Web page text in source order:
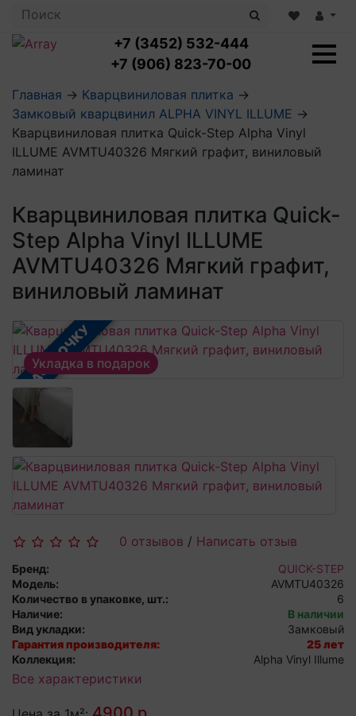
+7 (3452) 532-444
+7 (906) 823-70-00
Ламинат с укладкой
Ламинат 32 класс
Посмотреть все категории
LOC FLOOR PLUS
LOC FLOOR FANCY
Посмотреть все категории
Клеевая кварцвиниловая плитка
Виниловый ламинат
Кварцвинил SPC OASIS
Посмотреть все категории
Плинтус
Профили для ступеней
Подложка
Пороги
Аксессуары для напольных покрытий
Посмотреть все категории
Аксессуары для стеновых панелей
Посмотреть все категории
Главная → Кварцвиниловая плитка →
Замковый кварцвинил ALPHA VINYL ILLUME →
Кварцвиниловая плитка Quick-Step Alpha Vinyl
ILLUME AVMTU40326 Мягкий графит, виниловый
ламинат
Кварцвиниловая плитка Quick-
Step Alpha Vinyl ILLUME
AVMTU40326 Мягкий графит,
виниловый ламинат
В РАССРОЧКУ
Укладка в подарок
0 отзывов / Написать отзыв
Бренд:
QUICK-STEP
Модель:
AVMTU40326
Количество в упаковке, шт.:
6
Наличие:
В наличии
Вид укладки:
Замковый
Гарантия производителя:
25 лет
Коллекция:
Alpha Vinyl Illume
Все характеристики